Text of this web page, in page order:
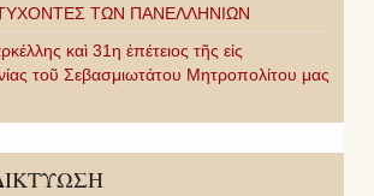
ΤΩΝ ΠΑΝΕΛΛΗΝΙΩΝ
καὶ 31η ἐπέτειος τῆς εἰς
τοῦ Σεβασμιωτάτου Μητροπολίτου μας